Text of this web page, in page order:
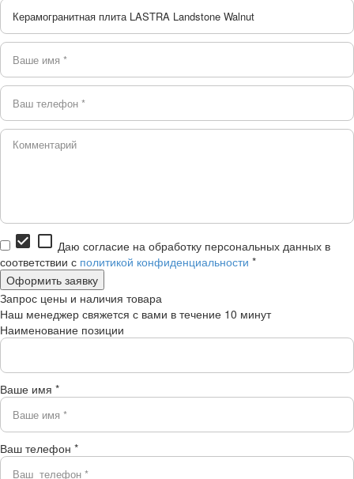
check_box check_box_outline_blank Даю согласие на обработку персональных данных в
соответствии с политикой конфиденциальности *
Запрос цены и наличия товара
Наш менеджер свяжется с вами в течение 10 минут
Наименование позиции
Ваше имя *
Ваш телефон *